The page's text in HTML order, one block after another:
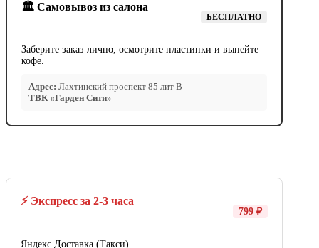
🏛️ Самовывоз из салона
БЕСПЛАТНО
Заберите заказ лично, осмотрите пластинки и выпейте
кофе.
Адрес: Лахтинский проспект 85 лит В
ТВК «Гарден Сити»
⚡ Экспресс за 2-3 часа
799 ₽
Яндекс Доставка (Такси).